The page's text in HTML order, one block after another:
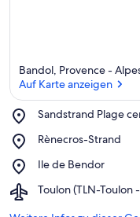
Bandol, Provence -
Auf Karte anzeigen
Sandstrand Plage
Place,
Plage
Rènecros-Strand
Place,
Strand
Ile de Bendor
Place,
de
Toulon (TLN-Toulon
Airport,